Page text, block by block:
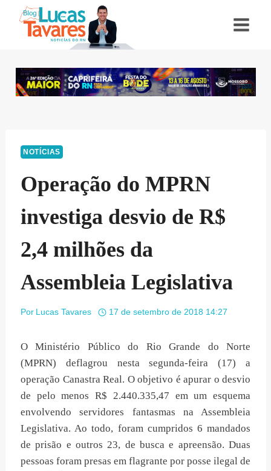
NOTÍCIAS
Operação do MPRN
investiga desvio de R$
2,4 milhões da
Assembleia Legislativa
Por Lucas Tavares 17 de setembro de 2018 14:27
O Ministério Público do Rio Grande do Norte
(MPRN) deflagrou nesta segunda-feira (17) a
operação Canastra Real. O objetivo é apurar o desvio
de pelo menos R$ 2.440.335,47 em um esquema
envolvendo servidores fantasmas na Assembleia
Legislativa. Ao todo, foram cumpridos 6 mandados
de prisão e outros 23, de busca e apreensão. Duas
pessoas foram presas em flagrante por posse ilegal de